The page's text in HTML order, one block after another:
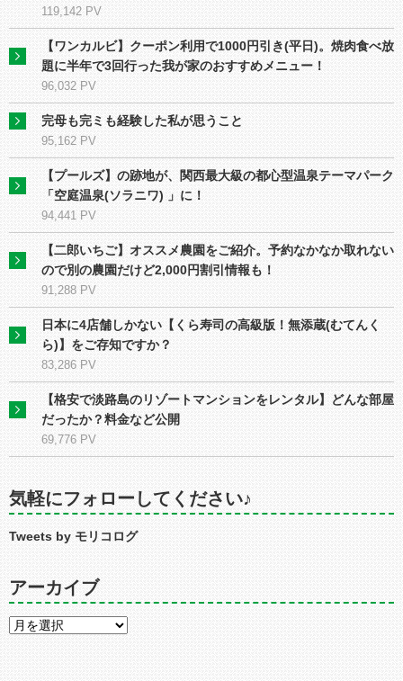
119,142 PV
【ワンカルビ】クーポン利用で1000円引き(平日)。焼肉食べ放
題に半年で3回行った我が家のおすすめメニュー！
96,032 PV
完母も完ミも経験した私が思うこと
95,162 PV
【プールズ】の跡地が、関⻄最大級の都心型温泉テーマパーク
「空庭温泉(ソラニワ) 」に！
94,441 PV
【二郎いちご】オススメ農園をご紹介。予約なかなか取れない
ので別の農園だけど2,000円割引情報も！
91,288 PV
日本に4店舗しかない【くら寿司の高級版！無添蔵(むてんく
ら)】をご存知ですか？
83,286 PV
【格安で淡路島のリゾートマンションをレンタル】どんな部屋
だったか？料金など公開
69,776 PV
気軽にフォローしてください♪
Tweets by モリコログ
アーカイブ
ア